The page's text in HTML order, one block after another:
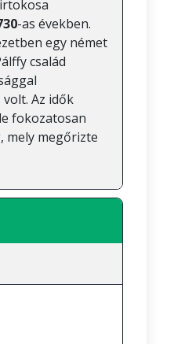
-as években.
egy német
család
Az idők
fokozatosan
mely megőrizte